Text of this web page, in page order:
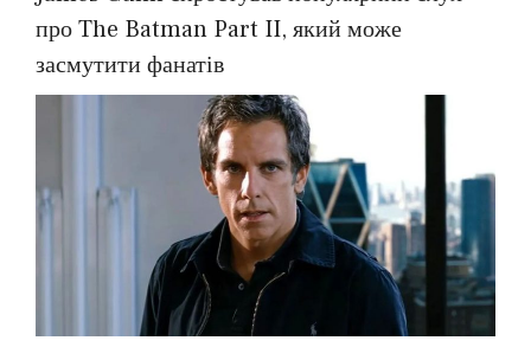
про The Batman Part II, який може
засмутити фанатів